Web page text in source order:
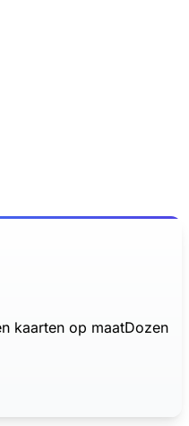
kaarten op maatDozen